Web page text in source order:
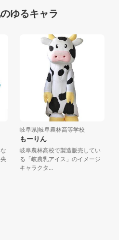
ゆるキャラ
岐阜県|岐阜農林高等学校
もーりん
岐阜農林高校で製造販売してい
る「岐農乳アイス」のイメージ
キャラクタ...